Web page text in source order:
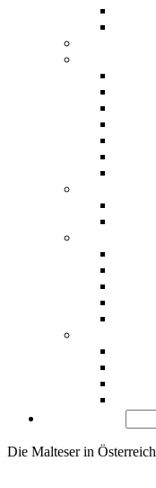
Die Malteser in Österreich